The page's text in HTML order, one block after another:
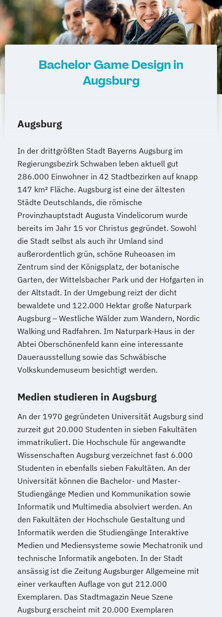
Bachelor Game Design in
Augsburg
Augsburg
In der drittgrößten Stadt Bayerns Augsburg im
Regierungsbezirk Schwaben leben aktuell gut
286.000 Einwohner in 42 Stadtbezirken auf knapp
147 km² Fläche. Augsburg ist eine der ältesten
Städte Deutschlands, die römische
Provinzhauptstadt Augusta Vindelicorum wurde
bereits im Jahr 15 vor Christus gegründet. Sowohl
die Stadt selbst als auch ihr Umland sind
außerordentlich grün, schöne Ruheoasen im
Zentrum sind der Königsplatz, der botanische
Garten, der Wittelsbacher Park und der Hofgarten in
der Altstadt. In der Umgebung reizt der dicht
bewaldete und 122.000 Hektar große Naturpark
Augsburg – Westliche Wälder zum Wandern, Nordic
Walking und Radfahren. Im Naturpark-Haus in der
Abtei Oberschönenfeld kann eine interessante
Dauerausstellung sowie das Schwäbische
Volkskundemuseum besichtigt werden.
Medien studieren in Augsburg
An der 1970 gegründeten Universität Augsburg sind
zurzeit gut 20.000 Studenten in sieben Fakultäten
immatrikuliert. Die Hochschule für angewandte
Wissenschaften Augsburg verzeichnet fast 6.000
Studenten in ebenfalls sieben Fakultäten. An der
Universität können die Bachelor- und Master-
Studiengänge Medien und Kommunikation sowie
Informatik und Multimedia absolviert werden. An
den Fakultäten der Hochschule Gestaltung und
Informatik werden die Studiengänge Interaktive
Medien und Mediensysteme sowie Mechatronik und
technische Informatik angeboten. In der Stadt
ansässig ist die Zeitung Augsburger Allgemeine mit
einer verkauften Auflage von gut 212.000
Exemplaren. Das Stadtmagazin Neue Szene
Augsburg erscheint mit 20.000 Exemplaren